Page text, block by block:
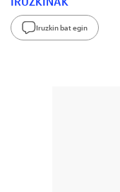
Iruzkin bat egin